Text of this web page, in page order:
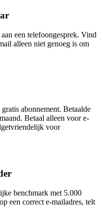
een telefoongesprek. Vind
alleen niet genoeg is om
abonnement. Betaalde
Betaal alleen voor e-
voor
benchmark met 5.000
een correct e-mailadres, telt